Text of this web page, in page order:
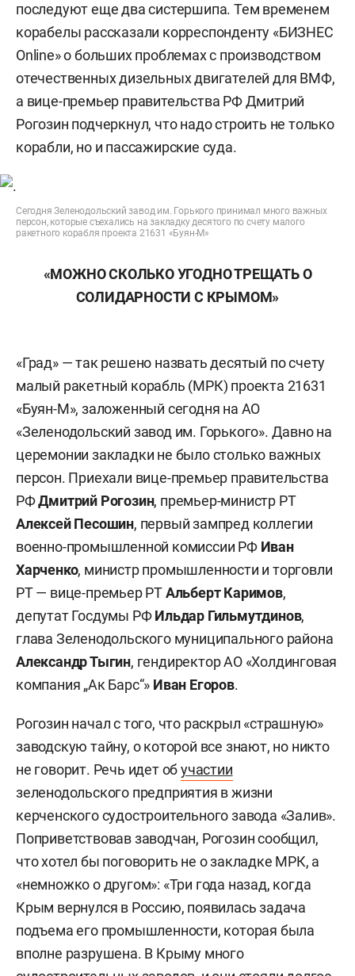
последуют еще два систершипа. Тем временем
корабелы рассказали корреспонденту «БИЗНЕС
Online» о больших проблемах с производством
отечественных дизельных двигателей для ВМФ,
а вице-премьер правительства РФ Дмитрий
Рогозин подчеркнул, что надо строить не только
корабли, но и пассажирские суда.
Сегодня Зеленодольский завод им. Горького принимал много важных
персон, которые съехались на закладку десятого по счету малого
ракетного корабля проекта 21631 «Буян-М»
«МОЖНО СКОЛЬКО УГОДНО ТРЕЩАТЬ О
СОЛИДАРНОСТИ С КРЫМОМ»
«Град» — так решено назвать десятый по счету
малый ракетный корабль (МРК) проекта 21631
«Буян-М», заложенный сегодня на АО
«Зеленодольский завод им. Горького». Давно на
церемонии закладки не было столько важных
персон. Приехали вице-премьер правительства
РФДмитрий Рогозин, премьер-министр РТ
Алексей Песошин, первый зампред коллегии
военно-промышленной комиссии РФ Иван
Харченко, министр промышленности и торговли
РТ — вице-премьер РТАльберт Каримов,
депутат Госдумы РФИльдар Гильмутдинов,
глава Зеленодольского муниципального района
Александр Тыгин, гендиректор АО «Холдинговая
компания „Ак Барс“» Иван Егоров.
Рогозин начал с того, что раскрыл «страшную»
заводскую тайну, о которой все знают, но никто
не говорит. Речь идет обучастии
зеленодольского предприятия в жизни
керченского судостроительного завода «Залив».
Поприветствовав заводчан, Рогозин сообщил,
что хотел бы поговорить не о закладке МРК, а
«немножко о другом»: «Три года назад, когда
Крым вернулся в Россию, появилась задача
подъема его промышленности, которая была
вполне разрушена. В Крыму много